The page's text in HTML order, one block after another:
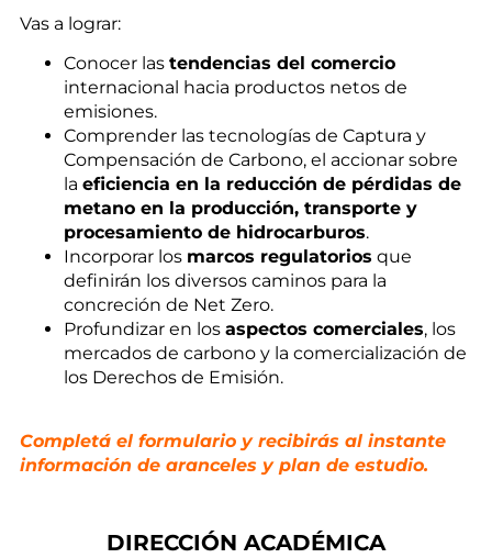
Vas a lograr:
Conocer las tendencias del comercio
internacional hacia productos netos de
emisiones.
Comprender las tecnologías de Captura y
Compensación de Carbono, el accionar sobre
la eficiencia en la reducción de pérdidas de
metano en la producción, transporte y
procesamiento de hidrocarburos.
Incorporar los marcos regulatorios que
definirán los diversos caminos para la
concreción de Net Zero.
Profundizar en los aspectos comerciales, los
mercados de carbono y la comercialización de
los Derechos de Emisión.
Completá el formulario y recibirás al instante
información de aranceles y plan de estudio.
DIRECCIÓN ACADÉMICA